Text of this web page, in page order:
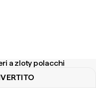
a zloty polacchi